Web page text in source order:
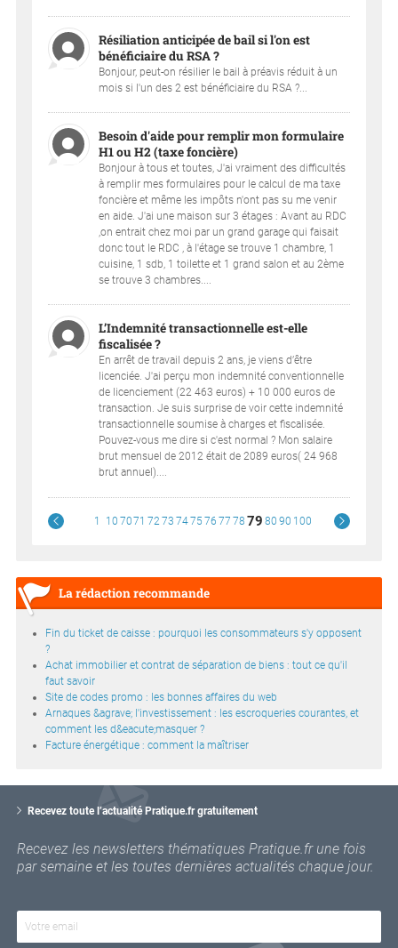
Résiliation anticipée de bail si l'on est
bénéficiaire du RSA ?
Bonjour, peut-on résilier le bail à préavis réduit à un
mois si l'un des 2 est bénéficiaire du RSA ?...
Besoin d'aide pour remplir mon formulaire
H1 ou H2 (taxe foncière)
Bonjour à tous et toutes, J'ai vraiment des difficultés
à remplir mes formulaires pour le calcul de ma taxe
foncière et même les impôts n'ont pas su me venir
en aide. J'ai une maison sur 3 étages : Avant au RDC
,on entrait chez moi par un grand garage qui faisait
donc tout le RDC , à l'étage se trouve 1 chambre, 1
cuisine, 1 sdb, 1 toilette et 1 grand salon et au 2ème
se trouve 3 chambres....
L’Indemnité transactionnelle est-elle
fiscalisée ?
En arrêt de travail depuis 2 ans, je viens d’être
licenciée. J'ai perçu mon indemnité conventionnelle
de licenciement (22 463 euros) + 10 000 euros de
transaction. Je suis surprise de voir cette indemnité
transactionnelle soumise à charges et fiscalisée.
Pouvez-vous me dire si c'est normal ? Mon salaire
brut mensuel de 2012 était de 2089 euros( 24 968
brut annuel)....
1 10 7071 72 73 7475 76 77 78 79 80 90 100
La rédaction recommande
Fin du ticket de caisse : pourquoi les consommateurs s'y opposent
?
Achat immobilier et contrat de séparation de biens : tout ce qu'il
faut savoir
Site de codes promo : les bonnes affaires du web
Arnaques &agrave; l'investissement : les escroqueries courantes, et
comment les d&eacute;masquer ?
Facture énergétique : comment la maîtriser
Recevez toute l’actualité Pratique.fr gratuitement
Recevez les newsletters thématiques Pratique.fr une fois
par semaine et les toutes dernières actualités chaque jour.
o
r
e
e